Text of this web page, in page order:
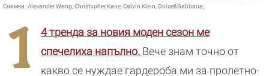
Снимка: Alexander Wang, Christopher Kane, Calvin Klein, Dolce&Gabbana;
1
4 тренда за новия моден сезон ме
спечелиха напълно. Вече знам точно от
какво се нуждае гардероба ми за пролетно-